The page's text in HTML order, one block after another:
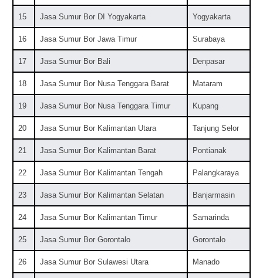
15 Jasa Sumur Bor DI Yogyakarta Yogyakarta
16 Jasa Sumur Bor Jawa Timur Surabaya
17 Jasa Sumur Bor Bali Denpasar
18 Jasa Sumur Bor Nusa Tenggara Barat Mataram
19 Jasa Sumur Bor Nusa Tenggara Timur Kupang
20 Jasa Sumur Bor Kalimantan Utara Tanjung Selor
21 Jasa Sumur Bor Kalimantan Barat Pontianak
22 Jasa Sumur Bor Kalimantan Tengah Palangkaraya
23 Jasa Sumur Bor Kalimantan Selatan Banjarmasin
24 Jasa Sumur Bor Kalimantan Timur Samarinda
25 Jasa Sumur Bor Gorontalo Gorontalo
26 Jasa Sumur Bor Sulawesi Utara Manado